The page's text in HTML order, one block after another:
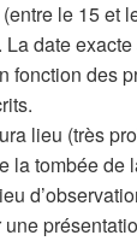
le 15 et
date
fonction des
lieu (très
la tombée de